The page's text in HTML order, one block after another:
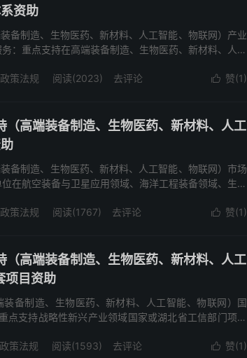
资助
备制造、生物医药、新材料、人工智能、物联网）产业
：重点支持在高端装备制造、生物医药、新材料、人工
 赞(1)
政策法规 阅读(2023) 去评论
高端装备制造、生物医药、新材料、人工
备制造、生物医药、新材料、人工智能、物联网）市场
在航空装备与卫星应用领域、海洋工程装备领域、生物
 赞(1)
政策法规 阅读(1767) 去评论
高端装备制造、生物医药、新材料、人工
项目资助
备制造、生物医药、新材料、人工智能、物联网）国
点支持战略性新兴产业领域国家或湖北省工信部门项目
 赞(1)
政策法规 阅读(1593) 去评论